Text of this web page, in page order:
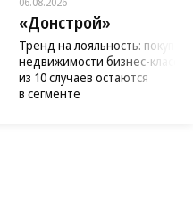
«Донстрой»
Тренд на лояльность:
недвижимости бизнес-класса
из 10 случаев остаются
в сегменте